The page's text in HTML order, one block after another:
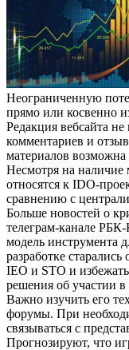
Неограниченную
прямо или косвенно
Редакция вебсайта не
комментариев и
материалов возможна
Несмотря на наличие
относятся к IDO-
сравнению с
Больше новостей о
телеграм-канале
модель инструмента
разработке
IEO и STO и
решения об участии
Важно изучить его
форумы. При
связываться с
Прогнозируют, что